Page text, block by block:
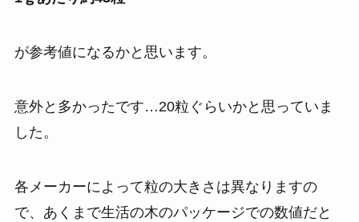
が参考値になるかと思います。
意外と多かったです…20粒ぐらいかと思っていま
した。
各メーカーによって粒の大きさは異なりますの
で、あくまで生活の木のパッケージでの数値だと